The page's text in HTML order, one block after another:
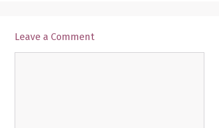
Leave a Comment